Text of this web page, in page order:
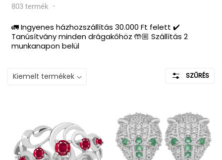
803 termék ·
🚛 Ingyenes házhozszállítás 30.000 Ft felett ✔️
Tanúsítvány minden drágakőhöz 🤲🏼 Szállítás 2
munkanapon belül
SZŰRÉS